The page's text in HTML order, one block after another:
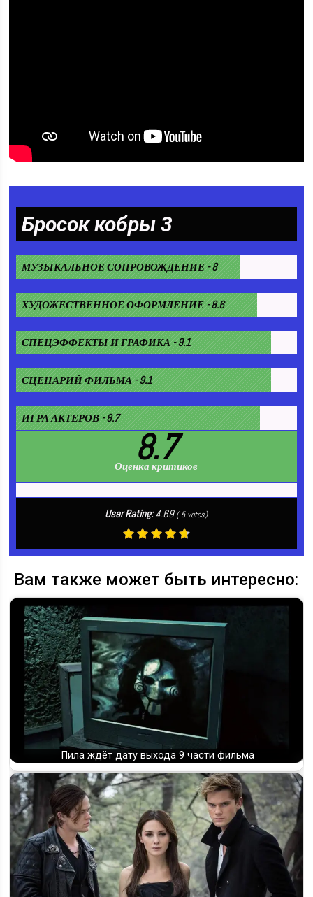
Бросок кобры 3
МУЗЫКАЛЬНОЕ СОПРОВОЖДЕНИЕ - 8
ХУДОЖЕСТВЕННОЕ ОФОРМЛЕНИЕ - 8.6
СПЕЦЭФФЕКТЫ И ГРАФИКА - 9.1
СЦЕНАРИЙ ФИЛЬМА - 9.1
ИГРА АКТЕРОВ - 8.7
8.7
Оценка критиков
User Rating:4.69 (5votes)
Вам также может быть интересно:
Пила ждёт дату выхода 9 части фильма